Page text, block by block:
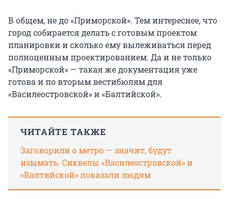
В общем, не до «Приморской». Тем интереснее, что
город собирается делать с готовым проектом
планировки и сколько ему вылеживаться перед
полноценным проектированием. Да и не только
«Приморской» — такая же документация уже
готова и по вторым вестибюлям для
«Василеостровской» и «Балтийской».
ЧИТАЙТЕ ТАКЖЕ
Заговорили о метро — значит, будут
изымать. Сиквелы «Василеостровской» и
«Балтийской» показали людям